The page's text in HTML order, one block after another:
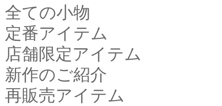
全ての小物
定番アイテム
店舗限定アイテム
新作のご紹介
再販売アイテム